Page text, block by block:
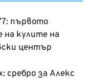
първото
на кулите на
център
сребро за Алекс